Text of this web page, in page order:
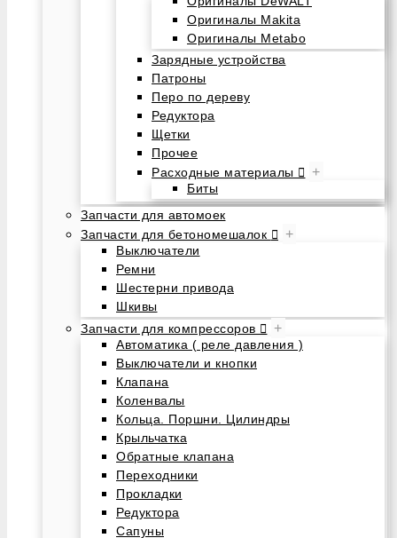
Оригиналы Makita
Оригиналы Metabo
Зарядные устройства
Патроны
Перо по дереву
Редуктора
Щетки
Прочее
Расходные материалы
+
Биты
Запчасти для автомоек
Запчасти для бетономешалок
+
Выключатели
Ремни
Шестерни привода
Шкивы
Запчасти для компрессоров
+
Автоматика ( реле давления )
Выключатели и кнопки
Клапана
Коленвалы
Кольца. Поршни. Цилиндры
Крыльчатка
Обратные клапана
Переходники
Прокладки
Редуктора
Сапуны